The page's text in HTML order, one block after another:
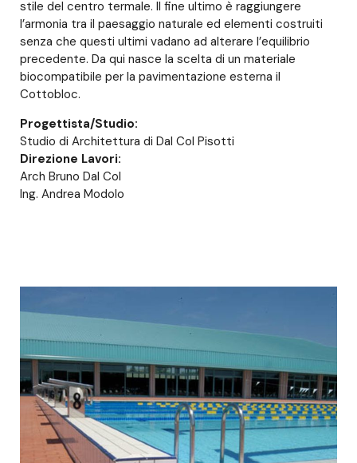
stile del centro termale. Il fine ultimo è raggiungere
l’armonia tra il paesaggio naturale ed elementi costruiti
senza che questi ultimi vadano ad alterare l’equilibrio
precedente. Da qui nasce la scelta di un materiale
biocompatibile per la pavimentazione esterna il
Cottobloc.
Progettista/Studio:
Studio di Architettura di Dal Col Pisotti
Direzione Lavori:
Arch Bruno Dal Col
Ing. Andrea Modolo